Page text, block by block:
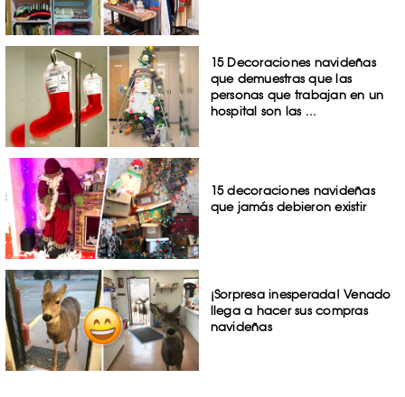
15 Decoraciones navideñas
que demuestras que las
personas que trabajan en un
hospital son las ...
15 decoraciones navideñas
que jamás debieron existir
¡Sorpresa inesperada! Venado
llega a hacer sus compras
navideñas